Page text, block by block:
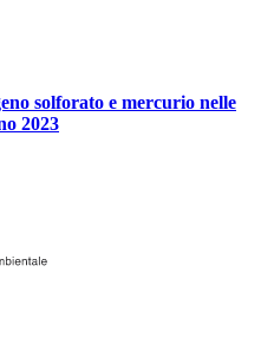
solforato e mercurio nelle
2023